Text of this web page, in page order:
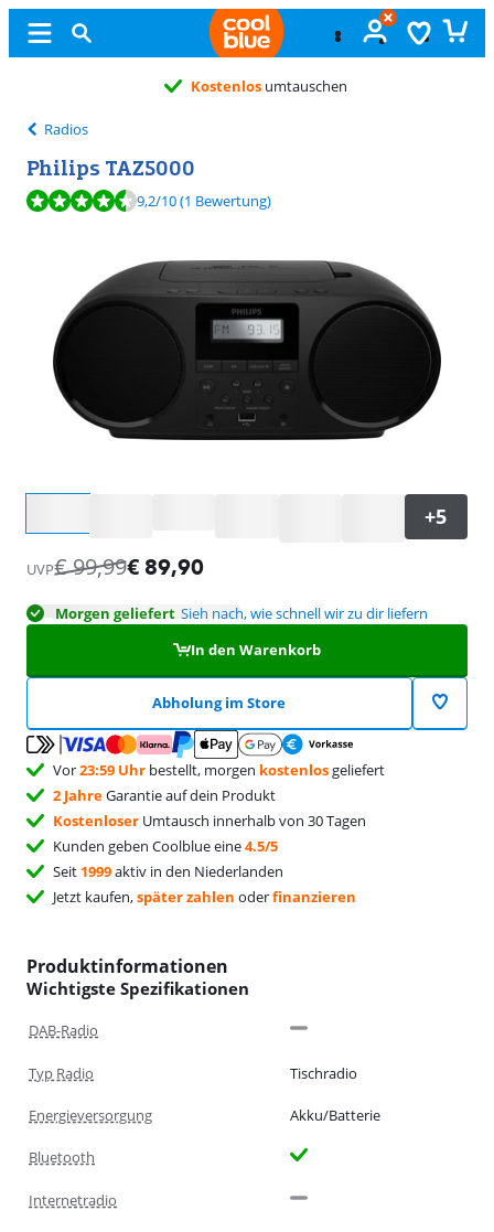
Kostenlos umtauschen
Radios
Philips TAZ5000
Bewertet mit 9,2 von 10, basierend auf 1 Bewertung.
9,2/10(1 Bewertung)
UVP€99,99€ 89,90
Morgen geliefert Sieh nach, wie schnell wir zu dir liefern
In den Warenkorb
Abholung im Store
Vor23:59 Uhr bestellt, morgen kostenlosgeliefert
2 JahreGarantie auf dein Produkt
Kostenloser Umtausch innerhalb von 30 Tagen
Kunden geben Coolblue eine4.5/5
Seit 1999aktiv in den Niederlanden
Jetzt kaufen,später zahlen oderfinanzieren
Produktinformationen
Wichtigste Spezifikationen
DAB-Radio
Typ Radio Tischradio
Energieversorgung Akku/Batterie
Bluetooth
Internetradio